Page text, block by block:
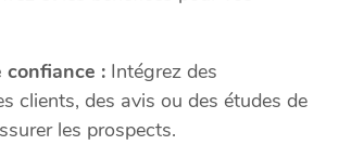
confiance : Intégrez des
clients, des avis ou des études de
les prospects.